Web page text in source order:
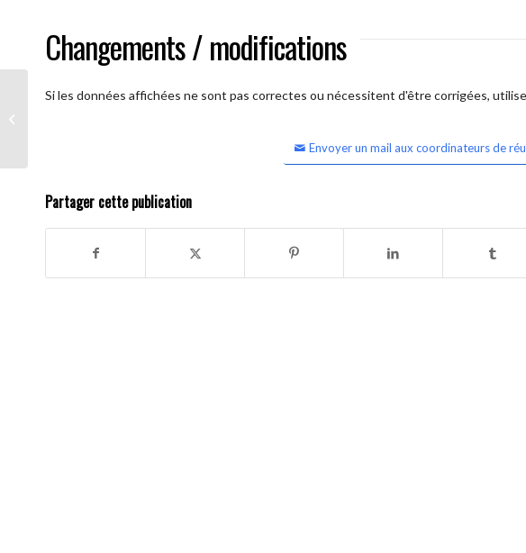
Changements / modifications
Si les données affichées ne sont pas correctes ou nécessitent d'être corrigées,
Envoyer un mail aux coordinateurs de
Partager cette publication